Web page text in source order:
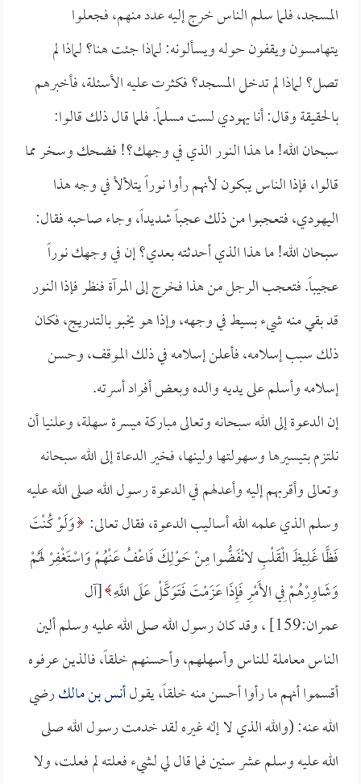
المسجد، فلما سلم الناس خرج إليه عدد منهم، فجعلوا
يتهامسون ويقفون حوله ويسألونه: لماذا جئت هنا؟ لماذا لم
تصل؟ لماذا لم تدخل المسجد؟ فكثرت عليه الأسئلة، فأخبرهم
بالحقيقة وقال: أنا يهودي لست مسلماً. فلما قال ذلك قالوا:
سبحان الله! ما هذا النور الذي في وجهك؟! فضحك وسخر مما
قالوا، فإذا الناس يبكون لأنهم رأوا نوراً يتلألأ في وجه هذا
اليهودي، فتعجبوا من ذلك عجباً شديداً، وجاء صاحبه فقال:
سبحان الله! ما هذا الذي أحدثته بعدي؟ إن في وجهك نوراً
عجيباً. فتعجب الرجل من هذا فخرج إلى المرآة فنظر فإذا النور
قد بقي منه شيء بسيط في وجهه، وإذا هو يخبو بالتدريج، فكان
ذلك سبب إسلامه، فأعلن إسلامه في ذلك الموقف، وحسن
إسلامه وأسلم على يديه والده وبعض أفراد أسرته.
إن الدعوة إلى الله سبحانه وتعالى مباركة ميسرة سهلة، وعلنيا أن
نلتزم بتيسيرها وسهولتها ولينها، فخير الدعاة إلى الله سبحانه
وتعالى وأقربهم إليه وأعدلهم في الدعوة رسول الله صلى الله عليه
وسلم الذي علمه الله أساليب الدعوة، فقال تعالى: وَلَوْ كُنْتَ
فَظًّا غَلِيظَ الْقَلْبِ لانْفَضُّوا مِنْ حَوْلِكَ فَاعْفُ عَنْهُمْ وَاسْتَغْفِرْ لَهُمْ
وَشَاوِرْهُمْ فِي الأَمْرِ فَإِذَا عَزَمْتَ فَتَوَكَّلْ عَلَى اللَّهِ [آل
عمران:159] ، وقد كان رسول الله صلى الله عليه وسلم ألين
الناس معاملة للناس وأسهلهم، وأحسنهم خلقاً، فالذين عرفوه
أقسموا أنهم ما رأوا أحسن منه خلقاً، يقولأنس بن مالكرضي
الله عنه: (والله الذي لا إله غيره لقد خدمت رسول الله صلى
الله عليه وسلم عشر سنين فما قال لي لشيء فعلته لم فعلت، ولا